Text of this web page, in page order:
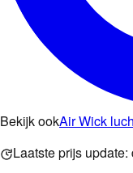
Bekijk ookAir Wick
Laatste prijs update: